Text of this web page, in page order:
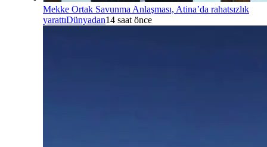
Mekke Ortak Savunma Anlaşması, Atina’da rahatsızlık
yarattıDünyadan14 saat önce